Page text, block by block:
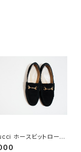
ホースビットローフ
スエードBK